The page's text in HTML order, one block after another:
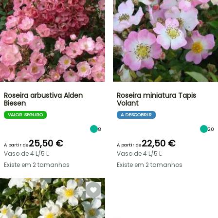
Roseira arbustiva Alden
Biesen
VALOR SEGURO
8
A partir de25,50 €
Vaso de 4 L/5 L
Existe em 2 tamanhos
Roseira miniatura Tapis
Volant
A DESCOBRIR
20
A partir de22,50 €
Vaso de 4 L/5 L
Existe em 2 tamanhos